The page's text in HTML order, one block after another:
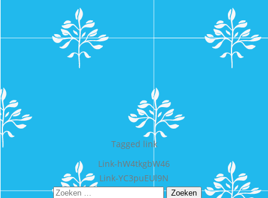
Tagged link
Bericht
navigatie
Link-hW4tkgbW46
Link-YC3puEUl9N
Zoeken